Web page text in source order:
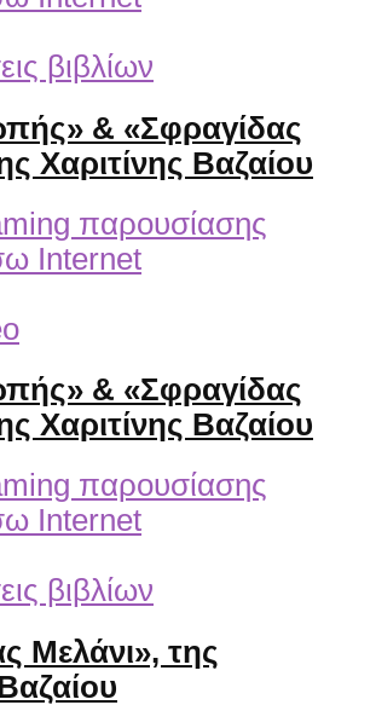
βιβλίων
& «Σφραγίδας
Χαριτίνης Βαζαίου
& «Σφραγίδας
Χαριτίνης Βαζαίου
βιβλίων
Μελάνι», της